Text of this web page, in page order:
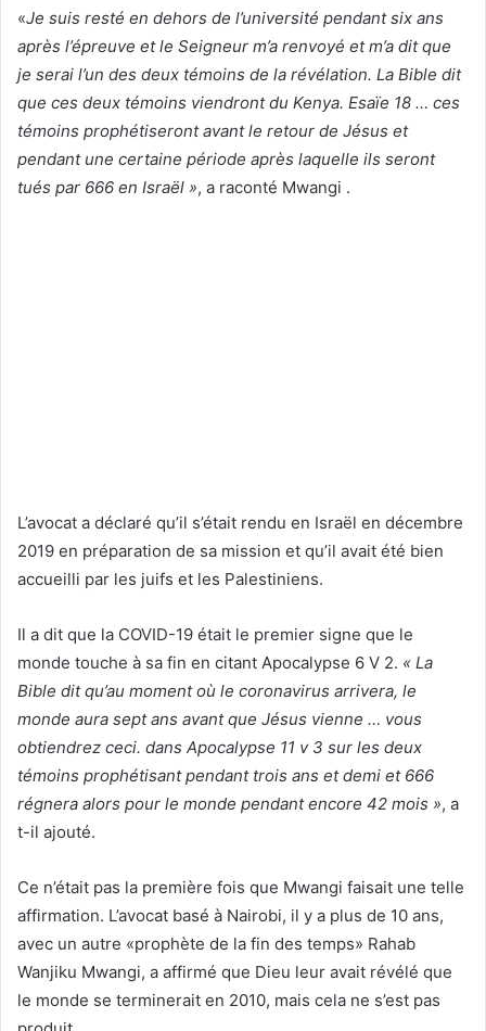
«Je suis resté en dehors de l’université pendant six ans
après l’épreuve et le Seigneur m’a renvoyé et m’a dit que
je serai l’un des deux témoins de la révélation. La Bible dit
que ces deux témoins viendront du Kenya. Esaïe 18 … ces
témoins prophétiseront avant le retour de Jésus et
pendant une certaine période après laquelle ils seront
tués par 666 en Israël », a raconté Mwangi .
L’avocat a déclaré qu’il s’était rendu en Israël en décembre
2019 en préparation de sa mission et qu’il avait été bien
accueilli par les juifs et les Palestiniens.
Il a dit que la COVID-19 était le premier signe que le
monde touche à sa fin en citant Apocalypse 6 V 2. « La
Bible dit qu’au moment où le coronavirus arrivera, le
monde aura sept ans avant que Jésus vienne … vous
obtiendrez ceci. dans Apocalypse 11 v 3 sur les deux
témoins prophétisant pendant trois ans et demi et 666
régnera alors pour le monde pendant encore 42 mois », a
t-il ajouté.
Ce n’était pas la première fois que Mwangi faisait une telle
affirmation. L’avocat basé à Nairobi, il y a plus de 10 ans,
avec un autre «prophète de la fin des temps» Rahab
Wanjiku Mwangi, a affirmé que Dieu leur avait révélé que
le monde se terminerait en 2010, mais cela ne s’est pas